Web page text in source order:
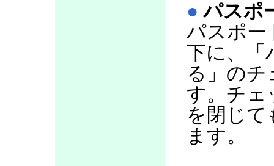
● パスポ
パスポー
下に、「
る」の
す。チェ
を閉じて
ます。